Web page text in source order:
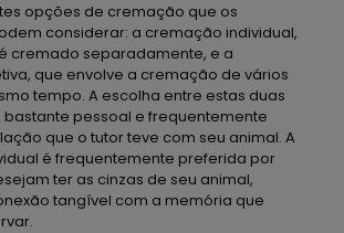
opções de cremação que os
considerar: a cremação individual,
cremado separadamente, e a
que envolve a cremação de vários
tempo. A escolha entre estas duas
pessoal e frequentemente
que o tutor teve com seu animal. A
é frequentemente preferida por
ter as cinzas de seu animal,
tangível com a memória que